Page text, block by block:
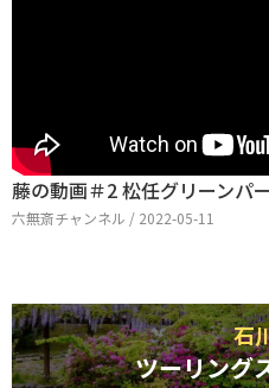
藤の動画＃2 松任グリーン
六無斎チャンネル / 2022-05-11
石
ツーリング